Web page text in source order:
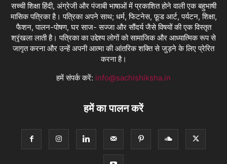
सच्ची शिक्षा हिंदी, अंग्रेजी और पंजाबी भाषाओं में प्रकाशित होने वाली एक बहुभाषी
मासिक पत्रिका है। पत्रिका अपने साथ; धर्म, फिटनेस, फ़ूड आर्ट, पर्यटन, शिक्षा,
फैशन, पालन-पोषण, घर साज- सज्जा और सौंदर्य जैसे विषयों की एक विस्तृत
श्रृंखला लाती है। पत्रिका का उद्देश्य लोगों को सामाजिक और आध्यात्मिक रूप से
जागृत करना और उन्हें अपनी आत्मा की आंतरिक शक्ति से जुड़ने के लिए प्रेरित
करना है।
हमें संपर्क करें: info@sachishiksha.in
हमें का पालन करें